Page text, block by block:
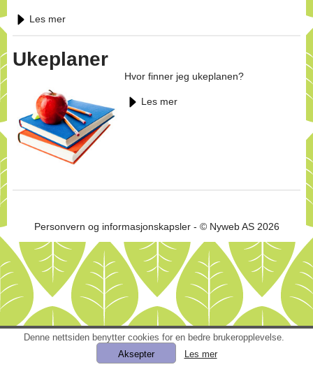
Les mer
Ukeplaner
Hvor finner jeg ukeplanen?
Les mer
Personvern og informasjonskapsler- © Nyweb AS 2026
Denne nettsiden benytter cookies for en bedre brukeropplevelse.
Les mer